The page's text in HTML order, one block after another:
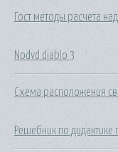
Гост методы расчета
Nodvd diablo 3
Схема расположения
Решебник по дидактике